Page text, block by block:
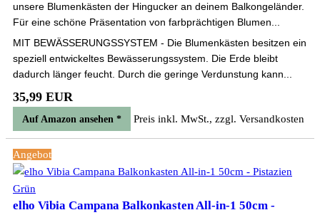
unsere Blumenkästen der Hingucker an deinem Balkongeländer.
Für eine schöne Präsentation von farbprächtigen Blumen...
MIT BEWÄSSERUNGSSYSTEM - Die Blumenkästen besitzen ein
speziell entwickeltes Bewässerungssystem. Die Erde bleibt
dadurch länger feucht. Durch die geringe Verdunstung kann...
35,99 EUR
Auf Amazon ansehen * Preis inkl. MwSt., zzgl. Versandkosten
Angebot
elho Vibia Campana Balkonkasten All-in-1 50cm -